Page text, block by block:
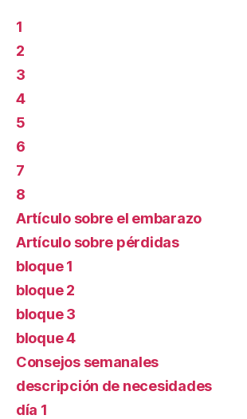
1
2
3
4
5
6
7
8
Artículo sobre el embarazo
Artículo sobre pérdidas
bloque 1
bloque 2
bloque 3
bloque 4
Consejos semanales
descripción de necesidades
día 1